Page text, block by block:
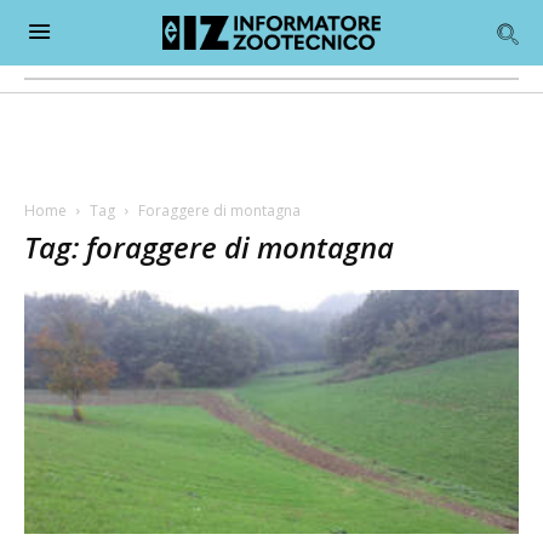
Home Tag Foraggere di montagna
Tag: foraggere di montagna